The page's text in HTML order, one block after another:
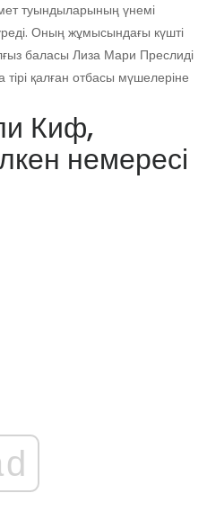
туындыларының үнемі
Оның жұмысындағы күшті
баласы Лиза Мари Преслиді
қалған отбасы мүшелеріне
Киф,
немересі